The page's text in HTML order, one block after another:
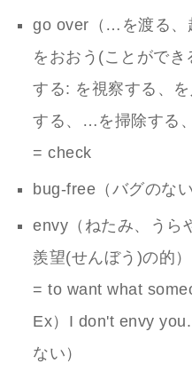
go over（…を渡る
をおおう(ことがで
する: を視察する、
する、…を掃除する
= check
bug-free（バグのな
envy（ねたみ、うら
羨望(せんぼう)の的）
= to want what
Ex）I don't envy
ない）